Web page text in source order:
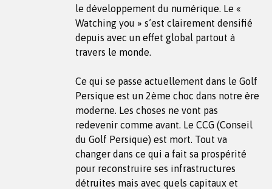
le développement du numérique. Le «
Watching you » s’est clairement densifié
depuis avec un effet global partout à
travers le monde.
Ce qui se passe actuellement dans le Golf
Persique est un 2ème choc dans notre ère
moderne. Les choses ne vont pas
redevenir comme avant. Le CCG (Conseil
du Golf Persique) est mort. Tout va
changer dans ce qui a fait sa prospérité
pour reconstruire ses infrastructures
détruites mais avec quels capitaux et